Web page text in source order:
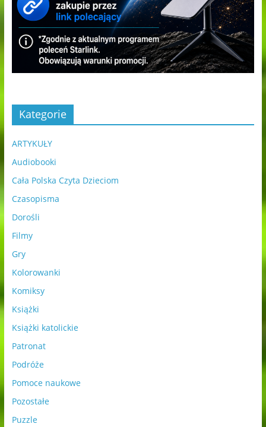
Kategorie
ARTYKUŁY
Audiobooki
Cała Polska Czyta Dzieciom
Czasopisma
Dorośli
Filmy
Gry
Kolorowanki
Komiksy
Książki
Książki katolickie
Patronat
Podróże
Pomoce naukowe
Pozostałe
Puzzle